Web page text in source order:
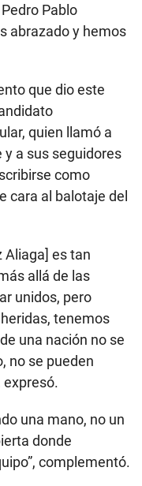
Pablo
abrazado y hemos
que dio este
quien llamó a
a sus seguidores
como
cara al balotaje del
Aliaga] es tan
allá de las
unidos, pero
tenemos
una nación no se
no se pueden
expresó.
una mano, no un
donde
complementó.